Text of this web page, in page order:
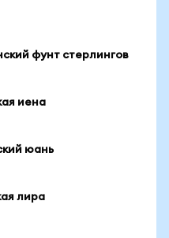
фунт стерлингов
иена
юань
лира